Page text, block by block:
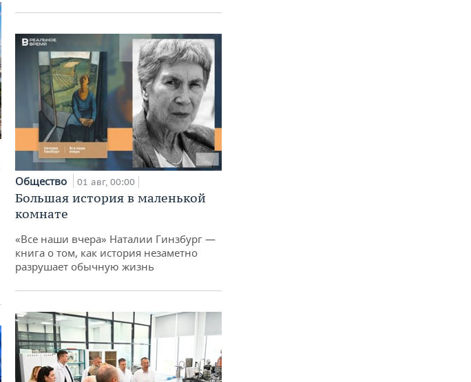
Общество 01 авг, 00:00
Большая история в маленькой
комнате
«Все наши вчера» Наталии Гинзбург —
книга о том, как история незаметно
разрушает обычную жизнь